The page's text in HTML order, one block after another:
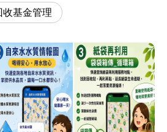
收基金管理